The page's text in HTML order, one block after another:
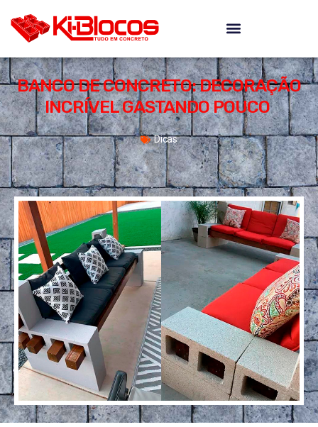
BANCO DE CONCRETO: DECORAÇÃO
INCRÍVEL GASTANDO POUCO
Dicas